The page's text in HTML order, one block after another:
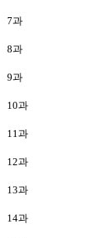
7과
8과
9과
10과
11과
12과
13과
14과